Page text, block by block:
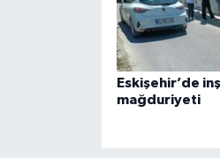
Eskişehir’de
mağduriyeti